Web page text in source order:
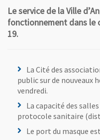
Le service de la Ville
fonctionnement dans le
19.
La Cité des
public sur de nouveaux
vendredi.
La capacité des
protocole sanitaire
Le port du masque